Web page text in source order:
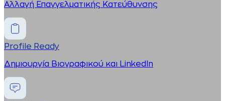
Αλλαγή Επαγγελματικής Κατεύθυνσης
Profile Ready
Δημιουργία Βιογραφικού και LinkedIn